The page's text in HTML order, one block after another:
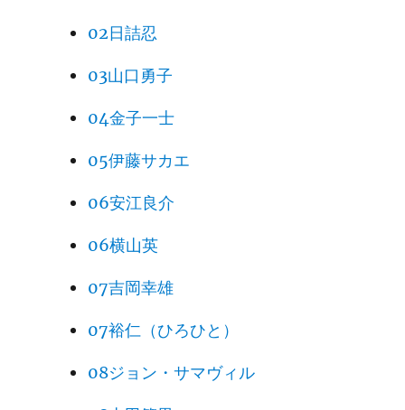
02日詰忍
03山口勇子
04金子一士
05伊藤サカエ
06安江良介
06横山英
07吉岡幸雄
07裕仁（ひろひと）
08ジョン・サマヴィル